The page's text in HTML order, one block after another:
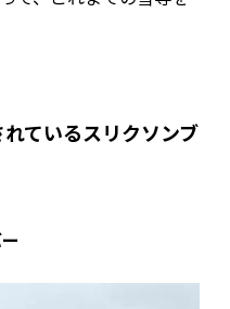
ているスリクソンブ